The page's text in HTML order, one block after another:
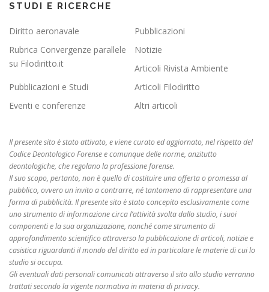
STUDI E RICERCHE
Diritto aeronavale
Pubblicazioni
Rubrica Convergenze parallele
su Filodiritto.it
Notizie
Articoli Rivista Ambiente
Pubblicazioni e Studi
Articoli Filodiritto
Eventi e conferenze
Altri articoli
Il presente sito è stato attivato, e viene curato ed aggiornato, nel rispetto del
Codice Deontologico Forense e comunque delle norme, anzitutto
deontologiche, che regolano la professione forense.
Il suo scopo, pertanto, non è quello di costituire una offerta o promessa al
pubblico, ovvero un invito a contrarre, né tantomeno di rappresentare una
forma di pubblicità. Il presente sito è stato concepito esclusivamente come
uno strumento di informazione circa l’attività svolta dallo studio, i suoi
componenti e la sua organizzazione, nonché come strumento di
approfondimento scientifico attraverso la pubblicazione di articoli, notizie e
casistica riguardanti il mondo del diritto ed in particolare le materie di cui lo
studio si occupa.
Gli eventuali dati personali comunicati attraverso il sito allo studio verranno
trattati secondo la vigente normativa in materia di privacy.